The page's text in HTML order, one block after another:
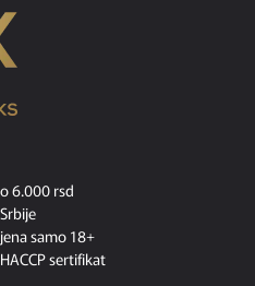
6.000 rsd
samo 18+
HACCP sertifikat